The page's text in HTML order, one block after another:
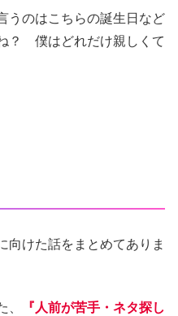
うのはこちらの誕生日など
？ 僕はどれだけ親しくて
向けた話をまとめてありま
、
『人前が苦手・ネタ探し